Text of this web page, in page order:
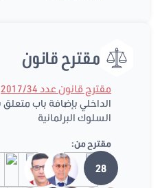
مقترح قانون
مقترح قانون عدد 2017/34
الداخلي بإضافة باب
السلوك البرلمانية
مقترح من:
28